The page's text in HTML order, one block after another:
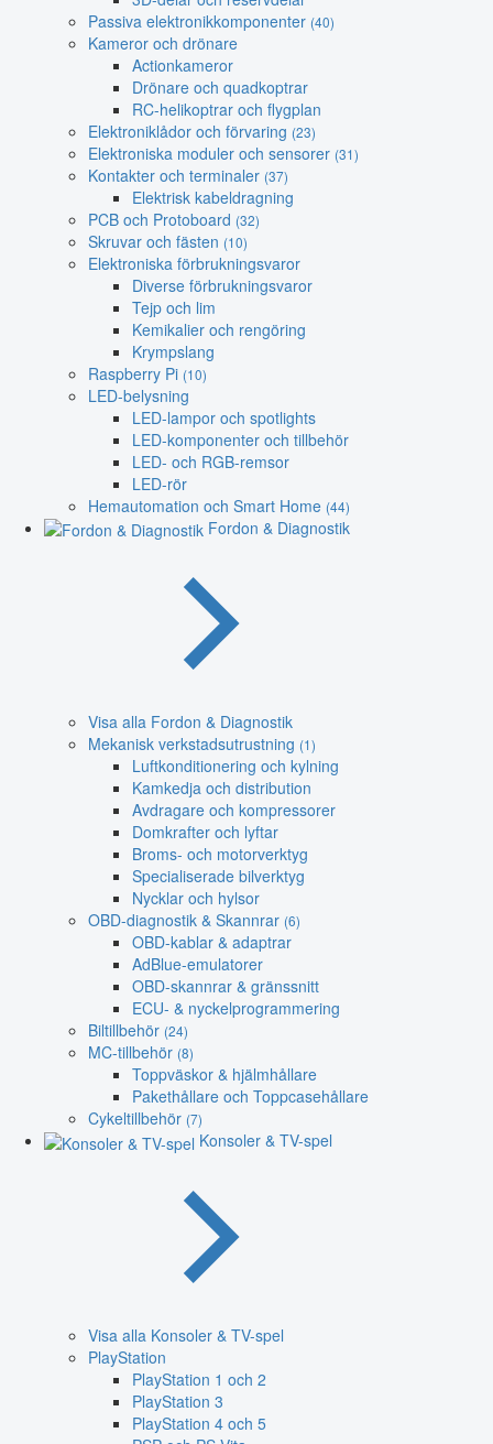
Passiva elektronikkomponenter (40)
Kameror och drönare
Actionkameror
Drönare och quadkoptrar
RC-helikoptrar och flygplan
Elektroniklådor och förvaring (23)
Elektroniska moduler och sensorer (31)
Kontakter och terminaler (37)
Elektrisk kabeldragning
PCB och Protoboard (32)
Skruvar och fästen (10)
Elektroniska förbrukningsvaror
Diverse förbrukningsvaror
Tejp och lim
Kemikalier och rengöring
Krympslang
Raspberry Pi (10)
LED-belysning
LED-lampor och spotlights
LED-komponenter och tillbehör
LED- och RGB-remsor
LED-rör
Hemautomation och Smart Home (44)
Fordon & Diagnostik
Visa alla Fordon & Diagnostik
Mekanisk verkstadsutrustning (1)
Luftkonditionering och kylning
Kamkedja och distribution
Avdragare och kompressorer
Domkrafter och lyftar
Broms- och motorverktyg
Specialiserade bilverktyg
Nycklar och hylsor
OBD-diagnostik & Skannrar (6)
OBD-kablar & adaptrar
AdBlue-emulatorer
OBD-skannrar & gränssnitt
ECU- & nyckelprogrammering
Biltillbehör (24)
MC-tillbehör (8)
Toppväskor & hjälmhållare
Pakethållare och Toppcasehållare
Cykeltillbehör (7)
Konsoler & TV-spel
Visa alla Konsoler & TV-spel
PlayStation
PlayStation 1 och 2
PlayStation 3
PlayStation 4 och 5